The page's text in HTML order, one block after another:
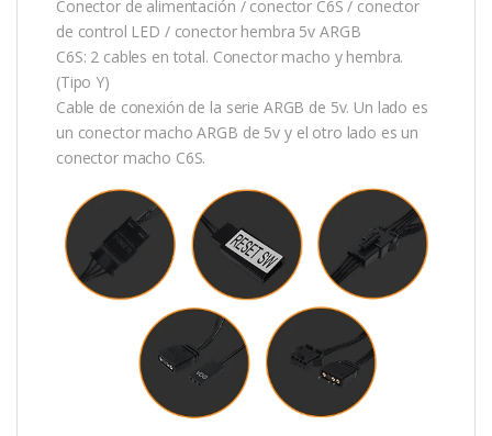
Conector de alimentación / conector C6S / conector
de control LED / conector hembra 5v ARGB
C6S: 2 cables en total. Conector macho y hembra.
(Tipo Y)
Cable de conexión de la serie ARGB de 5v. Un lado es
un conector macho ARGB de 5v y el otro lado es un
conector macho C6S.